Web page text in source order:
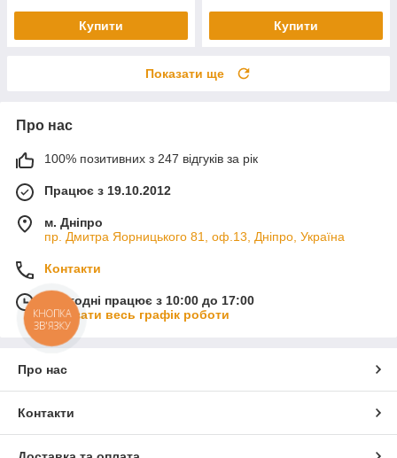
Купити Купити
Показати ще
Про нас
100% позитивних з 247 відгуків за рік
Працює з 19.10.2012
м. Дніпро
пр. Дмитра Яорницького 81, оф.13, Дніпро, Україна
Контакти
Сьогодні працює з 10:00 до 17:00
Показати весь графік роботи
Про нас
Контакти
КНОПКА
ЗВ'ЯЗКУ